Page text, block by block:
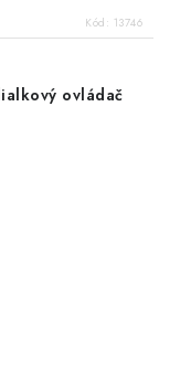
Kód: 13746
ovládač